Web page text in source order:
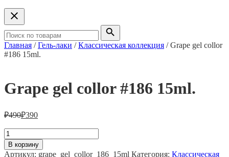
Главная /Гель-лаки /Классическая коллекция / Grape gel collor
#186 15ml.
Grape gel collor #186 15ml.
₽490₽390
Количество
товара
Grape
В корзину
Артикул: grape_gel_collor_186_15ml Категория: Классическая